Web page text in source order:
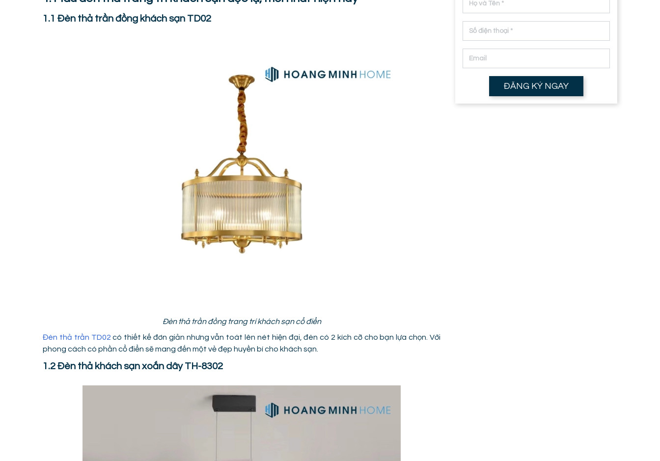
1.1 Đèn thả trần đồng khách sạn TD02
Đèn thả trần đồng trang trí khách sạn cổ điển
Đèn thả trần TD02 có thiết kế đơn giản nhưng vẫn toát lên nét hiện đại, đèn có 2 kích cỡ cho bạn lựa chọn. Với
phong cách có phần cổ điển sẽ mang đến một vẻ đẹp huyền bí cho khách sạn.
1.2 Đèn thả khách sạn xoắn dây TH-8302
ĐĂNG KÝ NGAY